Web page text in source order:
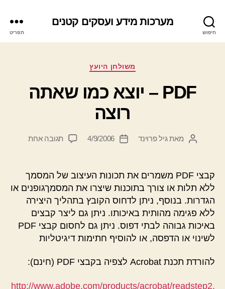
חיפוש
מערכות מידע ועסקים קטנים
תפריט
קטגוריות
משולחן היועץ
PDF – יוצא כמו שאתה
רוצה
המחבר
מאתגיל פרוינד
תאריך4/9/2006 תגובה אחתעל
יוצא
כמו
שאתה
רוצה
קבצי PDF משמרים את תכונות העיצוב של המסמך
ללא תלות או צורך בתוכנות שיצרו את המסמךגופנים או
הגדרות. בנוסף, ניתן לדחוס הקובץ בתהליך היצירה
ללא פגימה מהותית באיכותו. ניתן גם ליצר קבצים
באיכות גבוהה לבתי דפוס. ניתן גם לחסום קבצי PDF
לשינוי או הדפסה, או להוסיף חתימות דיגיטליות
להורדת תכנת Acrobat לצפיה בקבצי PDF (חינם):
http://www.adobe.com/products/acrobat/readstep2.